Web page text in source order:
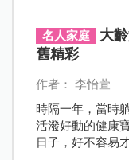
名人家庭
大
舊精彩
作者： 李怡萱
時隔一年，當時
活潑好動的健康
日子，好不容易